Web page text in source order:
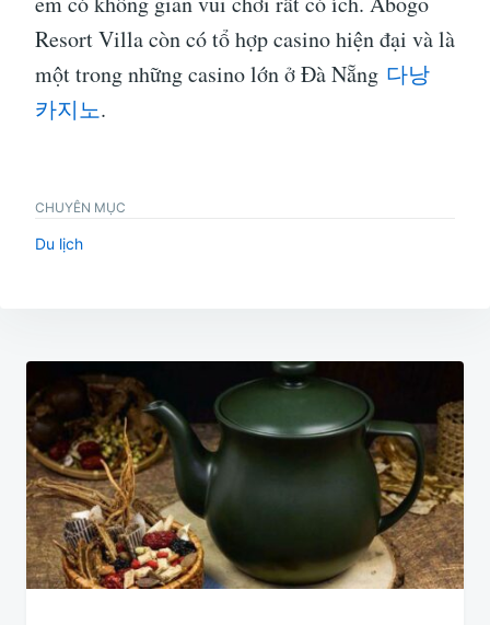
Resort Villa còn có tổ hợp casino hiện đại và là
một trong những casino lớn ở Đà Nẵng 다낭
카지노.
CHUYÊN MỤC
Du lịch
Điều
hướng
bài
viết